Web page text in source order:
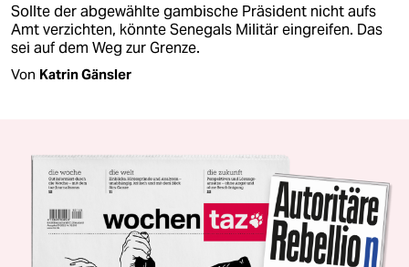
Sollte der abgewählte gambische Präsident nicht aufs
Amt verzichten, könnte Senegals Militär eingreifen. Das
sei auf dem Weg zur Grenze.
Von Katrin Gänsler